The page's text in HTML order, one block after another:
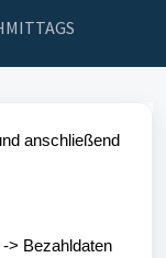
anschließend
> Bezahldaten